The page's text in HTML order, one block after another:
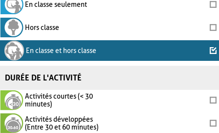
En classe seulement
Hors classe
En classe et hors classe
DURÉE DE L'ACTIVITÉ
Activités courtes (< 30
minutes)
Activités développées
(Entre 30 et 60 minutes)